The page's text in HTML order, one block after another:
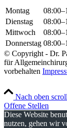
Montag
Dienstag
Mittwoch
Donnerstag
© Copyright - Dr.
für
vorbehalten
Nach oben
Offene Stellen
Diese Website
nutzen, gehen wir